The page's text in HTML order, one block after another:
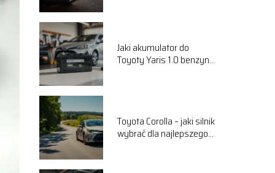
Jaki akumulator do
Toyoty Yaris 1.0 benzyna
Toyota Corolla – jaki silnik
wybrać dla najlepszego